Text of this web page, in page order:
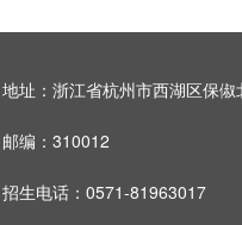
地址：浙江省杭州市西湖区保俶
邮编：310012
招生电话：0571-81963017